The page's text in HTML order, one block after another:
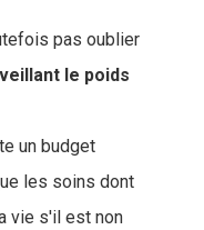
pas oublier
le poids
un budget
les soins dont
vie s'il est non